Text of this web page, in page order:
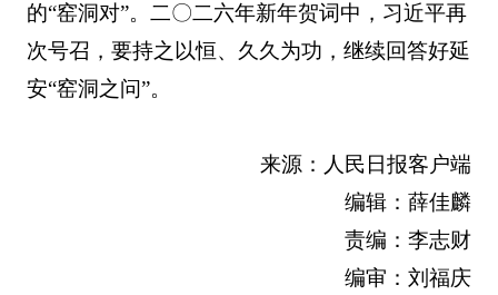
的“窑洞对”。二〇二六年新年贺词中，习近平再
次号召，要持之以恒、久久为功，继续回答好延
安“窑洞之问”。
来源：人民日报客户端
编辑：薛佳麟
责编：李志财
编审：刘福庆